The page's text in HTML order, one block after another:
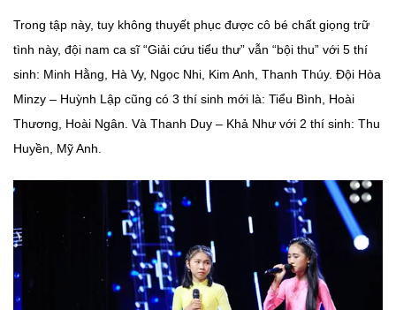
Trong tập này, tuy không thuyết phục được cô bé chất giọng trữ
tình này, đội nam ca sĩ “Giải cứu tiểu thư” vẫn “bội thu” với 5 thí
sinh: Minh Hằng, Hà Vy, Ngọc Nhi, Kim Anh, Thanh Thúy. Đội Hòa
Minzy – Huỳnh Lập cũng có 3 thí sinh mới là: Tiểu Bình, Hoài
Thương, Hoài Ngân. Và Thanh Duy – Khả Như với 2 thí sinh: Thu
Huyền, Mỹ Anh.